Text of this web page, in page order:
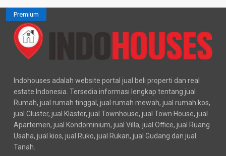
Premium
Indohouses adalah website portal jual beli properti dan real
estate Indonesia. Tersedia informasi lengkap tentang jual
Rumah, jual rumah tinggal, jual rumah mewah, jual rumah kos,
jual Cluster, jual Klaster, jual Townhouse, jual Town House, jual
Apartemen, jual Kondominium, jual Villa, jual Office, jual Ruang
Usaha, jual kios, jual Ruko, jual Rukan, jual Gudang dan jual
Tanah.